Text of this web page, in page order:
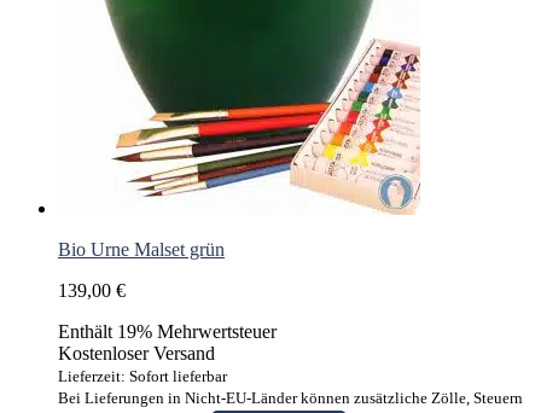
Bio Urne Malset grün
139,00 €
Enthält 19% Mehrwertsteuer
Kostenloser Versand
Lieferzeit: Sofort lieferbar
Bei Lieferungen in Nicht-EU-Länder können zusätzliche Zölle, Steuern